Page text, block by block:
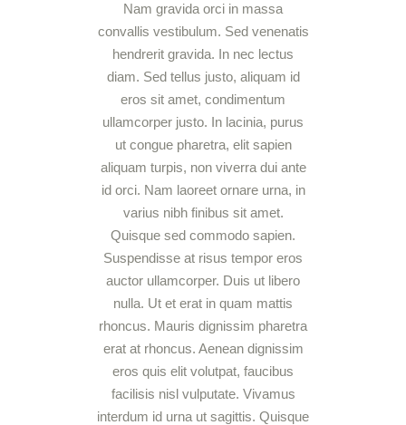
Nam gravida orci in massa
convallis vestibulum. Sed venenatis
hendrerit gravida. In nec lectus
diam. Sed tellus justo, aliquam id
eros sit amet, condimentum
ullamcorper justo. In lacinia, purus
ut congue pharetra, elit sapien
aliquam turpis, non viverra dui ante
id orci. Nam laoreet ornare urna, in
varius nibh finibus sit amet.
Quisque sed commodo sapien.
Suspendisse at risus tempor eros
auctor ullamcorper. Duis ut libero
nulla. Ut et erat in quam mattis
rhoncus. Mauris dignissim pharetra
erat at rhoncus. Aenean dignissim
eros quis elit volutpat, faucibus
facilisis nisl vulputate. Vivamus
interdum id urna ut sagittis. Quisque